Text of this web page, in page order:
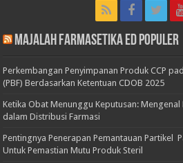
Majalah Farmasetika Ed Populer
Perkembangan Penyimpanan Produk CCP
(PBF) Berdasarkan Ketentuan CDOB 2025
Ketika Obat Menunggu Keputusan:
dalam Distribusi Farmasi
Pentingnya Penerapan Pemantauan Partikel
Untuk Pemastian Mutu Produk Steril